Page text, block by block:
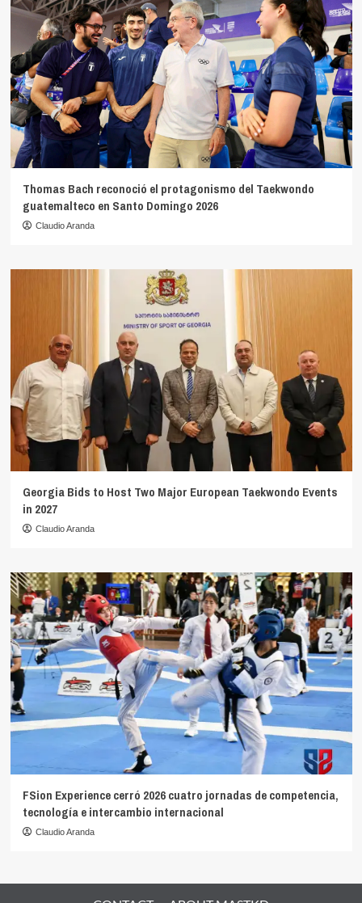
Thomas Bach reconoció el protagonismo del Taekwondo
guatemalteco en Santo Domingo 2026
Claudio Aranda
Georgia Bids to Host Two Major European Taekwondo Events
in 2027
Claudio Aranda
FSion Experience cerró 2026 cuatro jornadas de competencia,
tecnología e intercambio internacional
Claudio Aranda